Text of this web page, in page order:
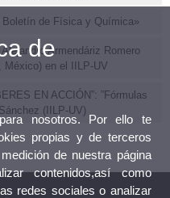
Boletín de Física y Química»
Armendáriz Romero
México) en el IILP-UV
EN ACCIÓN”: ”Fórmulas
(IILP-UV)
de
nosotros. Por ello te
propias y de terceros
de nuestra página
contenidos,así como
redes sociales o analizar